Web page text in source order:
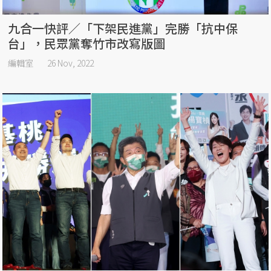
九合一快評／「下架民進黨」完勝「抗中保
台」，民眾黨奪竹市改寫版圖
編輯室 26 Nov, 2022